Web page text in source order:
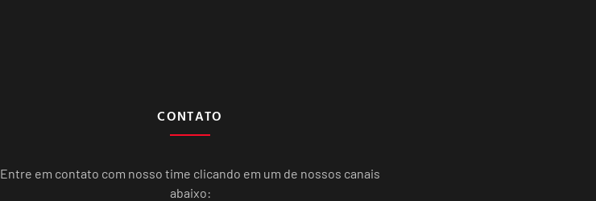
CONTATO
Entre em contato com nosso time clicando em um de nossos canais
abaixo: